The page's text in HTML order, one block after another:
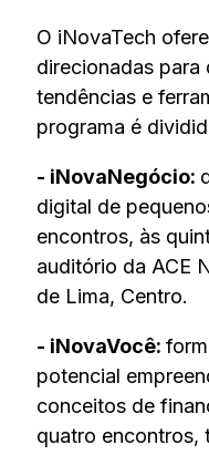
O iNovaTech
direcionadas
tendências e
programa é
- iNovaNegócio:
digital de
encontros, às
auditório da ACE
de Lima, Centro.
- iNovaVocê:
potencial
conceitos de
quatro encontros,